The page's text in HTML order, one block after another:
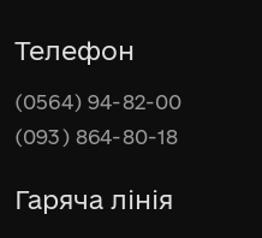
Телефон
(0564) 94-82-00
(093) 864-80-18
Гаряча лінія